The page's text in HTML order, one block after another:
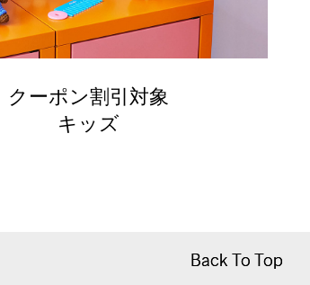
クーポン割引対象
キッズ
Back To Top
Back To Top